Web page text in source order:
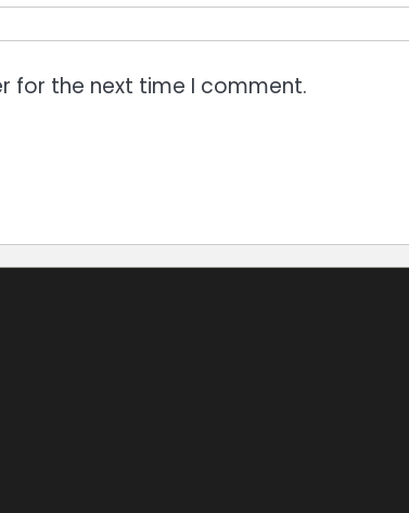
for the next time I comment.